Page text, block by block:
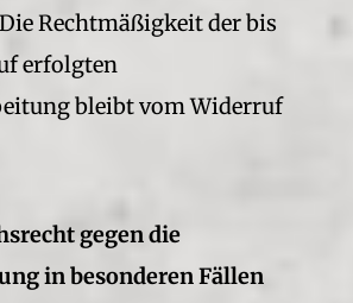
Rechtmäßigkeit der bis
erfolgten
bleibt vom Widerruf
gegen die
in besonderen Fällen